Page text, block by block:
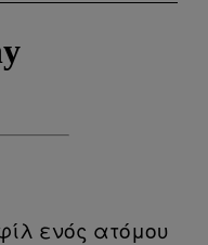
ενός ατόμου